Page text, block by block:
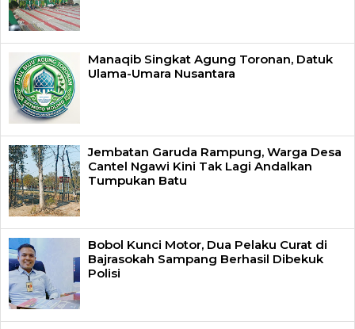
Manaqib Singkat Agung Toronan, Datuk
Ulama-Umara Nusantara
Jembatan Garuda Rampung, Warga Desa
Cantel Ngawi Kini Tak Lagi Andalkan
Tumpukan Batu
Bobol Kunci Motor, Dua Pelaku Curat di
Bajrasokah Sampang Berhasil Dibekuk
Polisi